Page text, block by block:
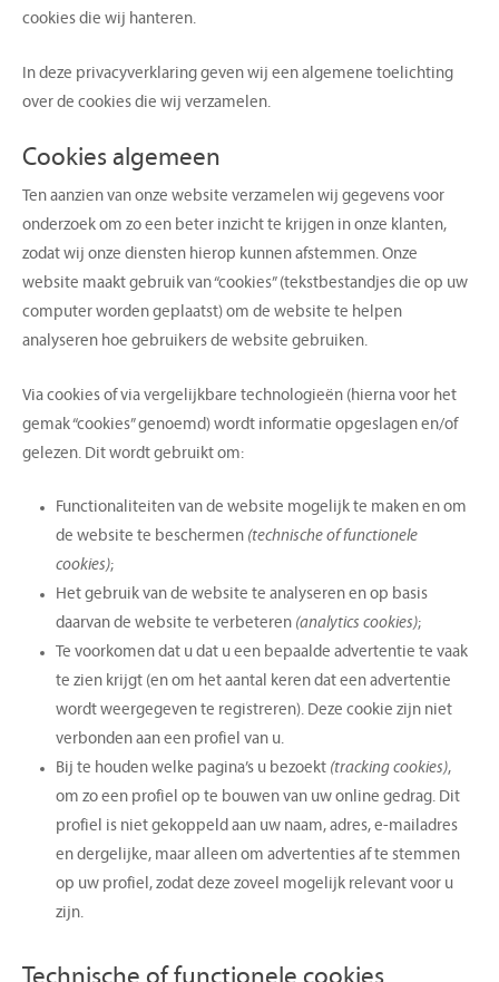
cookies die wij hanteren.
In deze privacyverklaring geven wij een algemene toelichting
over de cookies die wij verzamelen.
Cookies algemeen
Ten aanzien van onze website verzamelen wij gegevens voor
onderzoek om zo een beter inzicht te krijgen in onze klanten,
zodat wij onze diensten hierop kunnen afstemmen. Onze
website maakt gebruik van “cookies” (tekstbestandjes die op uw
computer worden geplaatst) om de website te helpen
analyseren hoe gebruikers de website gebruiken.
Via cookies of via vergelijkbare technologieën (hierna voor het
gemak “cookies” genoemd) wordt informatie opgeslagen en/of
gelezen. Dit wordt gebruikt om:
Functionaliteiten van de website mogelijk te maken en om
de website te beschermen (technische of functionele
cookies);
Het gebruik van de website te analyseren en op basis
daarvan de website te verbeteren (analytics cookies);
Te voorkomen dat u dat u een bepaalde advertentie te vaak
te zien krijgt (en om het aantal keren dat een advertentie
wordt weergegeven te registreren). Deze cookie zijn niet
verbonden aan een profiel van u.
Bij te houden welke pagina’s u bezoekt (tracking cookies),
om zo een profiel op te bouwen van uw online gedrag. Dit
profiel is niet gekoppeld aan uw naam, adres, e-mailadres
en dergelijke, maar alleen om advertenties af te stemmen
op uw profiel, zodat deze zoveel mogelijk relevant voor u
zijn.